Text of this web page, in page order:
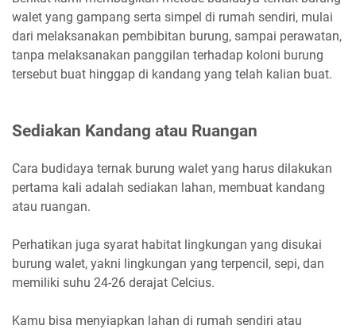
walet yang gampang serta simpel di rumah sendiri, mulai
dari melaksanakan pembibitan burung, sampai perawatan,
tanpa melaksanakan panggilan terhadap koloni burung
tersebut buat hinggap di kandang yang telah kalian buat.
Sediakan Kandang atau Ruangan
Cara budidaya ternak burung walet yang harus dilakukan
pertama kali adalah sediakan lahan, membuat kandang
atau ruangan.
Perhatikan juga syarat habitat lingkungan yang disukai
burung walet, yakni lingkungan yang terpencil, sepi, dan
memiliki suhu 24-26 derajat Celcius.
Kamu bisa menyiapkan lahan di rumah sendiri atau